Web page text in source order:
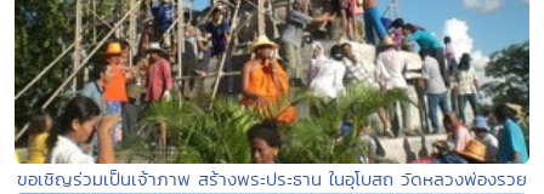
ขอเชิญร่วมเป็นเจ้าภาพ สร้างพระประธาน ในอุโบสถ วัดหลวงพ่องรวย